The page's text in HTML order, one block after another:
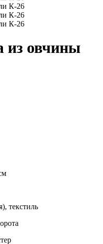
из овчины
текстиль